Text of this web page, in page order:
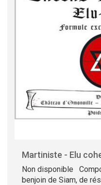
Martiniste - Elu
Non disponible
benjoin de Siam, de